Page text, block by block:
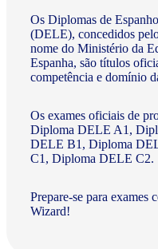
Os Diplomas de
(DELE), concedidos
nome do Ministério da
Espanha, são títulos
competência e domínio
Os exames oficiais de
Diploma DELE A1,
DELE B1, Diploma
C1, Diploma DELE C2.
Prepare-se para exames
Wizard!